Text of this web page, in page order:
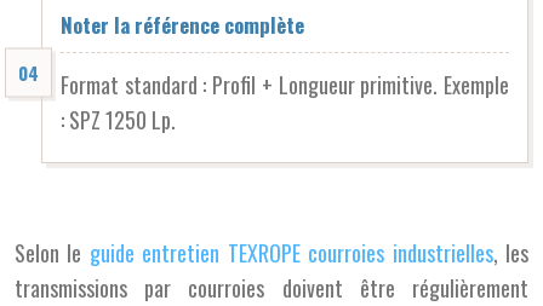
Noter la référence complète
Format standard : Profil + Longueur primitive. Exemple
: SPZ 1250 Lp.
Selon le guide entretien TEXROPE courroies industrielles, les
transmissions par courroies doivent être régulièrement